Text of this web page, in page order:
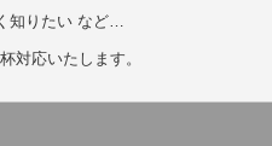
知りたい など…
対応いたします。